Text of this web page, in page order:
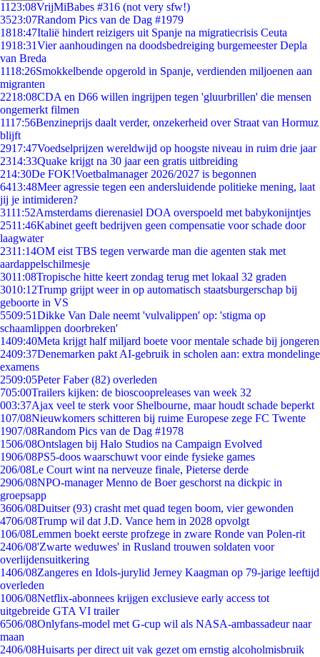
11 23:08VrijMiBabes #316 (not very sfw!)
3523:07Random Pics van de Dag #1979
1818:47Italië hindert reizigers uit Spanje na migratiecrisis Ceuta
1918:31Vier aanhoudingen na doodsbedreiging burgemeester Depla
van Breda
1118:26Smokkelbende opgerold in Spanje, verdienden miljoenen aan
migranten
2218:08CDA en D66 willen ingrijpen tegen 'gluurbrillen' die mensen
ongemerkt filmen
1117:56Benzineprijs daalt verder, onzekerheid over Straat van Hormuz
blijft
2917:47Voedselprijzen wereldwijd op hoogste niveau in ruim drie jaar
2314:33Quake krijgt na 30 jaar een gratis uitbreiding
214:30De FOK!Voetbalmanager 2026/2027 is begonnen
6413:48Meer agressie tegen een andersluidende politieke mening, laat
jij je intimideren?
3111:52Amsterdams dierenasiel DOA overspoeld met babykonijntjes
2511:46Kabinet geeft bedrijven geen compensatie voor schade door
laagwater
2311:14OM eist TBS tegen verwarde man die agenten stak met
aardappelschilmesje
3011:08Tropische hitte keert zondag terug met lokaal 32 graden
3010:12Trump grijpt weer in op automatisch staatsburgerschap bij
geboorte in VS
5509:51Dikke Van Dale neemt 'vulvalippen' op: 'stigma op
schaamlippen doorbreken'
1409:40Meta krijgt half miljard boete voor mentale schade bij jongeren
2409:37Denemarken pakt AI-gebruik in scholen aan: extra mondelinge
examens
2509:05Peter Faber (82) overleden
705:00Trailers kijken: de bioscoopreleases van week 32
003:37Ajax veel te sterk voor Shelbourne, maar houdt schade beperkt
107/08Nieuwkomers schitteren bij ruime Europese zege FC Twente
1907/08Random Pics van de Dag #1978
1506/08Ontslagen bij Halo Studios na Campaign Evolved
1906/08PS5-doos waarschuwt voor einde fysieke games
206/08Le Court wint na nerveuze finale, Pieterse derde
2906/08NPO-manager Menno de Boer geschorst na dickpic in
groepsapp
3606/08Duitser (93) crasht met quad tegen boom, vier gewonden
4706/08Trump wil dat J.D. Vance hem in 2028 opvolgt
106/08Lemmen boekt eerste profzege in zware Ronde van Polen-rit
2406/08'Zwarte weduwes' in Rusland trouwen soldaten voor
overlijdensuitkering
1406/08Zangeres en Idols-jurylid Jerney Kaagman op 79-jarige leeftijd
overleden
1006/08Netflix-abonnees krijgen exclusieve early access tot
uitgebreide GTA VI trailer
6506/08Onlyfans-model met G-cup wil als NASA-ambassadeur naar
maan
2406/08Huisarts per direct uit vak gezet om ernstig alcoholmisbruik